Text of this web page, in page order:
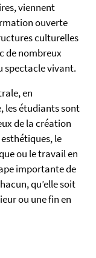
viennent
ouverte
culturelles
de nombreux
spectacle vivant.
en
les étudiants sont
de la création
le
ou le travail en
importante de
qu’elle soit
ou une fin en